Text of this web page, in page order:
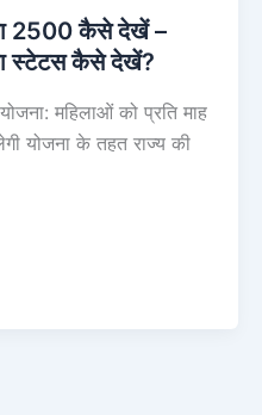
2500 कैसे देखें –
स्टेटस कैसे देखें?
महिलाओं को प्रति माह
योजना के तहत राज्य की